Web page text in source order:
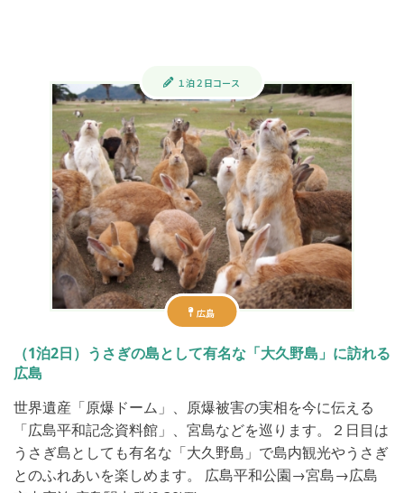
広島
１泊２日コース
（1泊2日）うさぎの島として有名な「大久野島」に訪れる
広島
世界遺産「原爆ドーム」、原爆被害の実相を今に伝える
「広島平和記念資料館」、宮島などを巡ります。２日目は
うさぎ島としても有名な「大久野島」で島内観光やうさぎ
とのふれあいを楽しめます。 広島平和公園→宮島→広島